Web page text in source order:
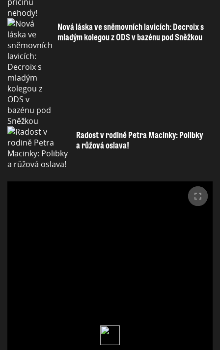
Nová láska ve sněmovních lavicích: Decroix s
mladým kolegou z ODS v bazénu pod Sněžkou
Radost v rodině Petra Macinky: Polibky
a růžová oslava!